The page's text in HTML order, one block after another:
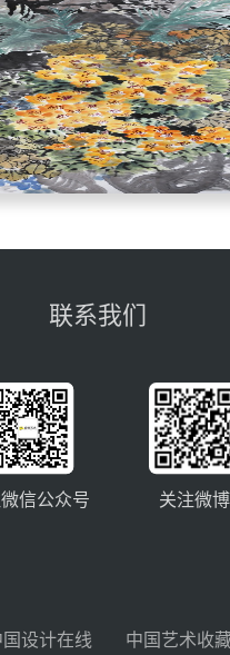
联系我们
信公众号 关注微博
国设计在线 中国艺术收